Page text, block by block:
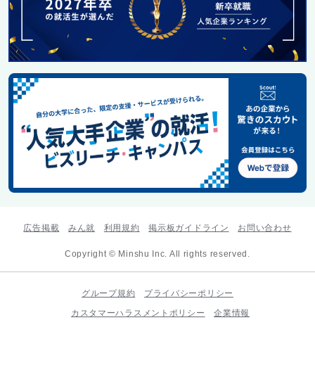
広告掲載 みん就 利用規約 掲示板ガイドライン お問い合わせ
Copyright © Minshu Inc. All rights reserved.
グループ規約
プライバシーポリシー
カスタマーハラスメントポリシー
企業情報